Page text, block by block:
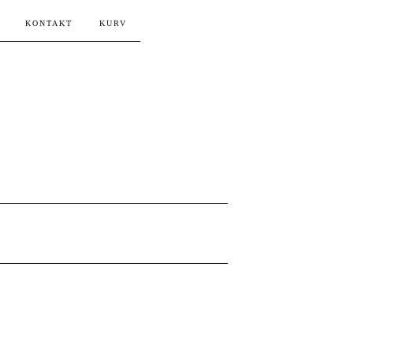
KONTAKT KURV